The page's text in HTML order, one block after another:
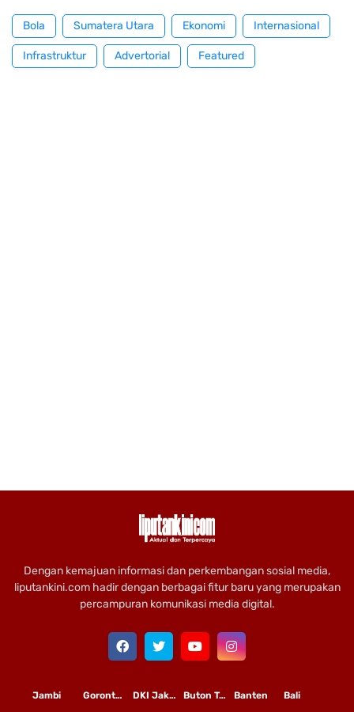
Bola Sumatera Utara Ekonomi Internasional
Infrastruktur Advertorial Featured
Dengan kemajuan informasi dan perkembangan sosial media,
liputankini.com hadir dengan berbagai fitur baru yang merupakan
percampuran komunikasi media digital.
Bali
Banten
Buton Tengah
DKI Jakarta
Gorontalo
Jambi